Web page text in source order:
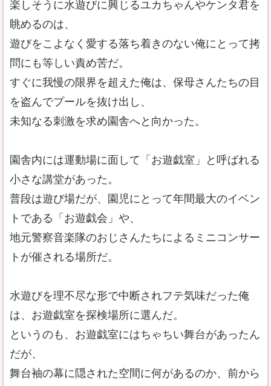
楽しそうに水遊びに興じるユカちゃんやケンタ君を
眺めるのは、
遊びをこよなく愛する落ち着きのない俺にとって拷
問にも等しい責め苦だ。
すぐに我慢の限界を超えた俺は、保母さんたちの目
を盗んでプールを抜け出し、
未知なる刺激を求め園舎へと向かった。
園舎内には運動場に面して「お遊戯室」と呼ばれる
小さな講堂があった。
普段は遊び場だが、園児にとって年間最大のイベン
トである「お遊戯会」や、
地元警察音楽隊のおじさんたちによるミニコンサー
トが催される場所だ。
水遊びを理不尽な形で中断されフテ気味だった俺
は、お遊戯室を探検場所に選んだ。
というのも、お遊戯室にはちゃちい舞台があったん
だが、
舞台袖の幕に隠された空間に何があるのか、前から